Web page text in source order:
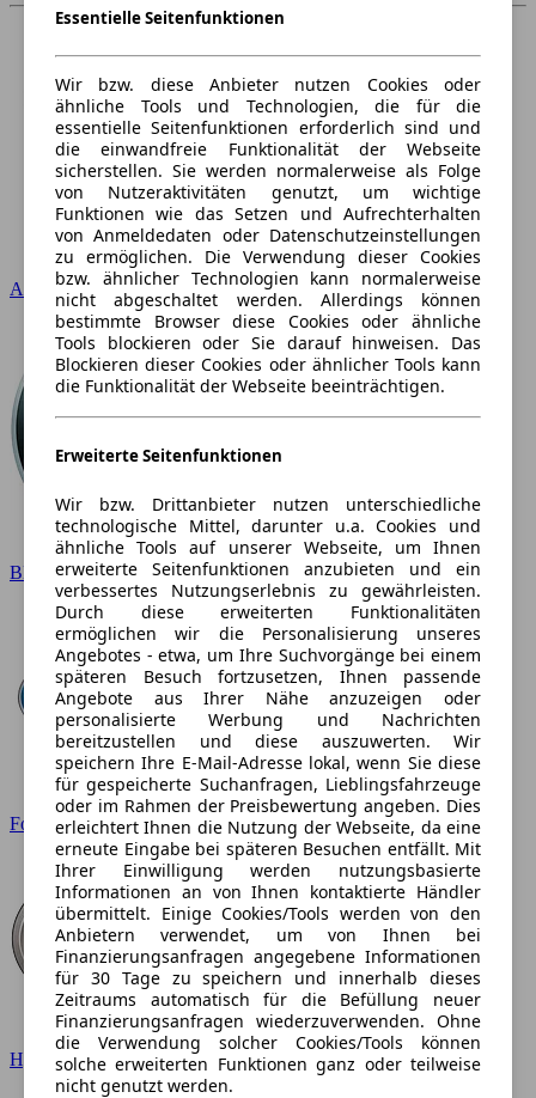
Audi
BMW
Ford
Hyundai
Essentielle Seitenfunktionen
Wir bzw. diese Anbieter nutzen Cookies oder
ähnliche Tools und Technologien, die für die
essentielle Seitenfunktionen erforderlich sind und
die einwandfreie Funktionalität der Webseite
sicherstellen. Sie werden normalerweise als Folge
von Nutzeraktivitäten genutzt, um wichtige
Funktionen wie das Setzen und Aufrechterhalten
von Anmeldedaten oder Datenschutzeinstellungen
zu ermöglichen. Die Verwendung dieser Cookies
bzw. ähnlicher Technologien kann normalerweise
nicht abgeschaltet werden. Allerdings können
bestimmte Browser diese Cookies oder ähnliche
Tools blockieren oder Sie darauf hinweisen. Das
Blockieren dieser Cookies oder ähnlicher Tools kann
die Funktionalität der Webseite beeinträchtigen.
Erweiterte Seitenfunktionen
Wir bzw. Drittanbieter nutzen unterschiedliche
technologische Mittel, darunter u.a. Cookies und
ähnliche Tools auf unserer Webseite, um Ihnen
erweiterte Seitenfunktionen anzubieten und ein
verbessertes Nutzungserlebnis zu gewährleisten.
Durch diese erweiterten Funktionalitäten
ermöglichen wir die Personalisierung unseres
Angebotes - etwa, um Ihre Suchvorgänge bei einem
späteren Besuch fortzusetzen, Ihnen passende
Angebote aus Ihrer Nähe anzuzeigen oder
personalisierte Werbung und Nachrichten
bereitzustellen und diese auszuwerten. Wir
speichern Ihre E-Mail-Adresse lokal, wenn Sie diese
für gespeicherte Suchanfragen, Lieblingsfahrzeuge
oder im Rahmen der Preisbewertung angeben. Dies
erleichtert Ihnen die Nutzung der Webseite, da eine
erneute Eingabe bei späteren Besuchen entfällt. Mit
Ihrer Einwilligung werden nutzungsbasierte
Informationen an von Ihnen kontaktierte Händler
übermittelt. Einige Cookies/Tools werden von den
Anbietern verwendet, um von Ihnen bei
Finanzierungsanfragen angegebene Informationen
für 30 Tage zu speichern und innerhalb dieses
Zeitraums automatisch für die Befüllung neuer
Finanzierungsanfragen wiederzuverwenden. Ohne
die Verwendung solcher Cookies/Tools können
solche erweiterten Funktionen ganz oder teilweise
nicht genutzt werden.